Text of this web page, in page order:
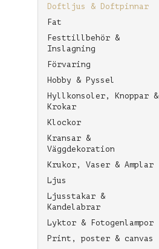
Doftljus & Doftpinnar
Fat
Festtillbehör &
Inslagning
Förvaring
Hobby & Pyssel
Hyllkonsoler, Knoppar &
Krokar
Klockor
Kransar &
Väggdekoration
Krukor, Vaser & Amplar
Ljus
Ljusstakar &
Kandelabrar
Lyktor & Fotogenlampor
Print, poster & canvas